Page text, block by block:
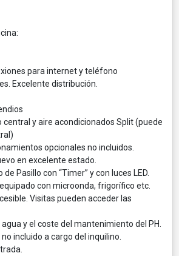
para internet y teléfono
Excelente distribución.
central y aire acondicionados Split (puede
opcionales no incluidos.
en excelente estado.
Pasillo con “Timer” y con luces LED.
con microonda, frigorífico etc.
Visitas pueden acceder las
y el coste del mantenimiento del PH.
incluido a cargo del inquilino.